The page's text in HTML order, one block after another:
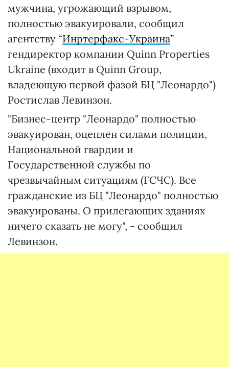
мужчина, угрожающий взрывом,
полностью эвакуировали, сообщил
агентству “Инртерфакс-Украина”
гендиректор компании Quinn Properties
Ukraine (входит в Quinn Group,
владеющую первой фазой БЦ "Леонардо")
Ростислав Левинзон.
"Бизнес-центр "Леонардо" полностью
эвакуирован, оцеплен силами полиции,
Национальной гвардии и
Государственной службы по
чрезвычайным ситуациям (ГСЧС). Все
гражданские из БЦ "Леонардо" полностью
эвакуированы. О прилегающих зданиях
ничего сказать не могу", - сообщил
Левинзон.